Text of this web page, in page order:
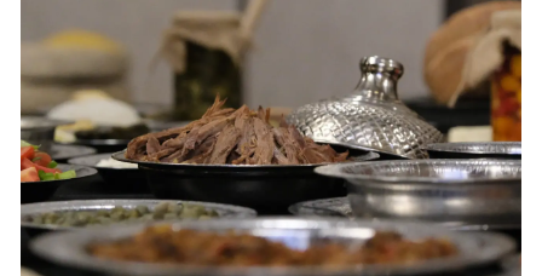
Samsun
Siirt
Sinop
Sivas
Tekirdağ